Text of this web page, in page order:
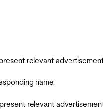
relevant
name.
relevant